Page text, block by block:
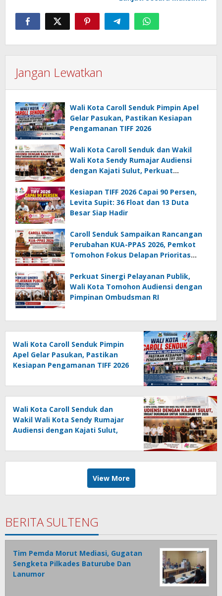
Jangan Lewatkan
Wali Kota Caroll Senduk Pimpin Apel
Gelar Pasukan, Pastikan Kesiapan
Pengamanan TIFF 2026
Wali Kota Caroll Senduk dan Wakil
Wali Kota Sendy Rumajar Audiensi
dengan Kajati Sulut, Perkuat
Kesiapan TIFF 2026 Capai 90 Persen,
Levita Supit: 36 Float dan 13 Duta
Besar Siap Hadir
Caroll Senduk Sampaikan Rancangan
Perubahan KUA-PPAS 2026, Pemkot
Tomohon Fokus Delapan Prioritas
Perkuat Sinergi Pelayanan Publik,
Wali Kota Tomohon Audiensi dengan
Pimpinan Ombudsman RI
Wali Kota Caroll Senduk Pimpin
Apel Gelar Pasukan, Pastikan
Kesiapan Pengamanan TIFF 2026
Wali Kota Caroll Senduk dan
Wakil Wali Kota Sendy Rumajar
Audiensi dengan Kajati Sulut,
Sukseskan TIFF 2026
View More
BERITA SULTENG
Tim Pemda Morut Mediasi, Gugatan
Sengketa Pilkades Baturube Dan
Lanumor